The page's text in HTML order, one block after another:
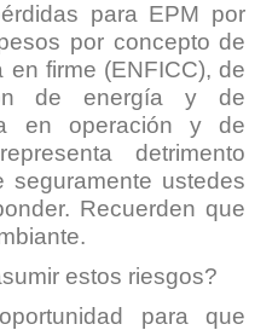
para EPM por
por concepto de
firme (ENFICC), de
de energía y de
en operación y de
detrimento
seguramente ustedes
Recuerden que
estos riesgos?
para que